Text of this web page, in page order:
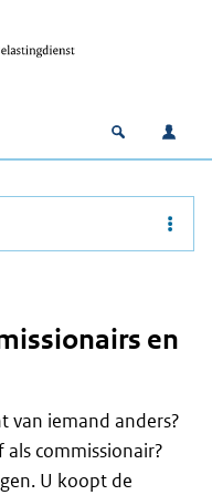
Open
en
van iemand anders?
commissionair?
U koopt de